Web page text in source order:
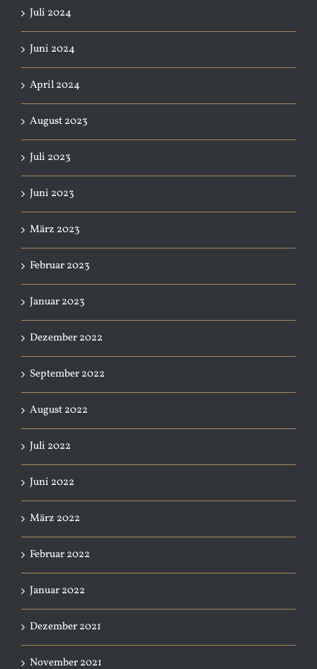
Juli 2024
Juni 2024
April 2024
August 2023
Juli 2023
Juni 2023
März 2023
Februar 2023
Januar 2023
Dezember 2022
September 2022
August 2022
Juli 2022
Juni 2022
März 2022
Februar 2022
Januar 2022
Dezember 2021
November 2021